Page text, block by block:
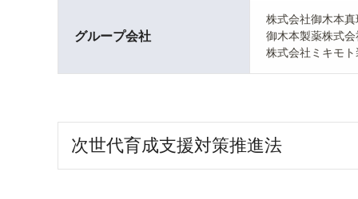
グループ会社
株式会社御木本真
御木本製薬株式会
株式会社ミキモ
次世代育成支援対策推進法